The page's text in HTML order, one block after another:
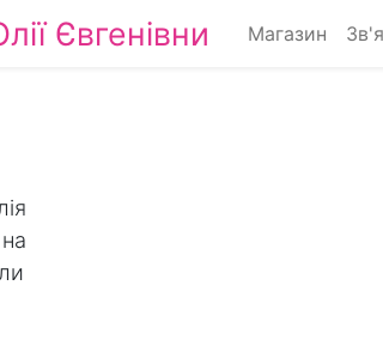
Євгенівни Магазин